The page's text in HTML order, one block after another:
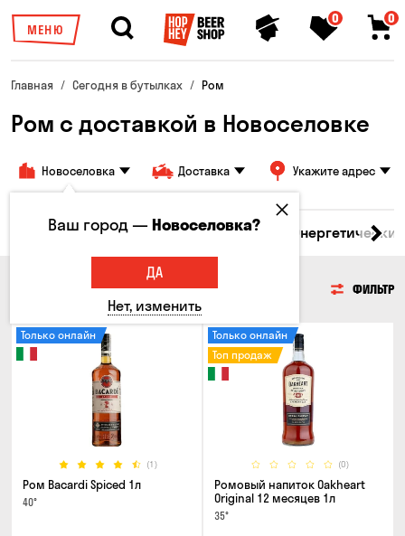
МЕНЮ
0 0
Главная Сегодня в бутылках Ром
Ром с доставкой в Новоселовке
Новоселовка Доставка Укажите адрес
Джин Текила Ром Вода
ФИЛЬТР
(1)
Только онлайн
Ром Bacardi Spiced 1л
40°
(0)
Только онлайн
Топ продаж
Ромовый напиток Oakheart
Original 12 месяцев 1л
35°
Ваш город —Новоселовка?
ДА
Нет, изменить